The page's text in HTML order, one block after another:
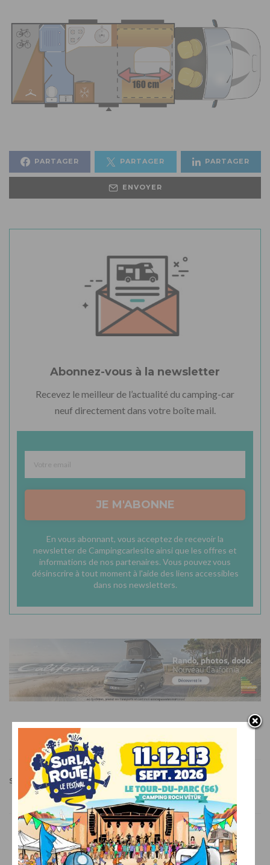
PARTAGER PARTAGER PARTAGER
ENVOYER
Abonnez-vous à la newsletter
Recevez le meilleur de l’actualité du camping-car
neuf directement dans votre boîte mail.
JE M'ABONNE
En vous abonnant, vous acceptez de recevoir la
newsletter de Campingcarlesite ainsi que les offres et
informations de nos partenaires. Vous pouvez vous
désinscrire à tout moment à l'aide des liens accessibles
dans nos newsletters.
SUR LE MÊME THÈME
CHALLENGER
COLLECTION 2018